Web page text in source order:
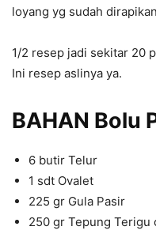
loyang yg sudah
1/2 resep jadi sekitar 20
Ini resep aslinya ya.
BAHAN Bolu
6 butir Telur
1 sdt Ovalet
225 gr Gula Pasir
250 gr Tepung Terigu